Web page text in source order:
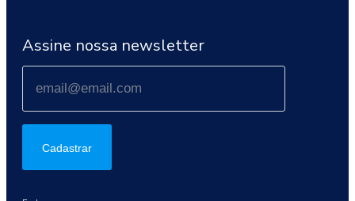
Assine nossa newsletter
Cadastrar